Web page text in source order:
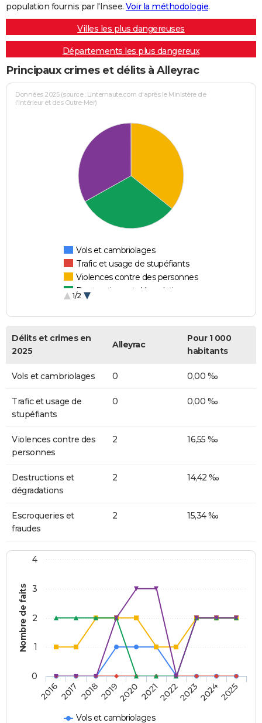
population fournis par l'Insee. Voir la méthodologie.
Villes les plus dangereuses
Départements les plus dangereux
Principaux crimes et délits à Alleyrac
Données 2025 (source : Linternaute.com d'après le Ministère de
l'Intérieur et des Outre-Mer)
Vols et cambriolages
Trafic et usage de stupéfiants
Violences contre des personnes
Destructions et dégradations
1/2
Délits et crimes en
2025
Alleyrac
Pour 1 000
habitants
Vols et cambriolages 0 0,00 ‰
Trafic et usage de
stupéfiants
0 0,00 ‰
Violences contre des
personnes
2 16,55 ‰
Destructions et
dégradations
2 14,42 ‰
Escroqueries et
fraudes
2 15,34 ‰
Nombre de faits
Vols et cambriolages
20162017 20182019202020212022202320242025
0
1
2
3
4